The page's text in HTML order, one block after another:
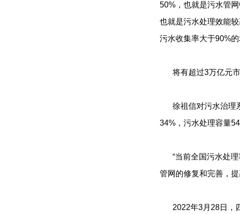
50%，也就是污水管
也就是污水处理效能
污水收集率大于90%
将有超过3万亿元
徐祖信对污水治理
34%，污水处理容量
“当前全国污水处
管网的修复和完善，提
2022年3月28日，